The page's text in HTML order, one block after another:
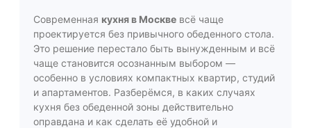
Современная кухня в Москве всё чаще
проектируется без привычного обеденного стола.
Это решение перестало быть вынужденным и всё
чаще становится осознанным выбором —
особенно в условиях компактных квартир, студий
и апартаментов. Разберёмся, в каких случаях
кухня без обеденной зоны действительно
оправдана и как сделать её удобной и